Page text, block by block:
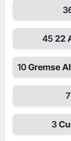
45 22
10Gremse
7
3